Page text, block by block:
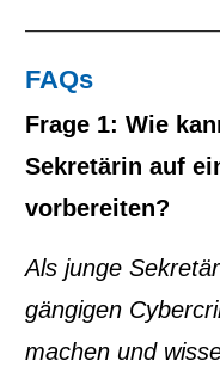
FAQs
Frage 1: Wie
Sekretärin auf
vorbereiten?
Als junge
gängigen
machen und